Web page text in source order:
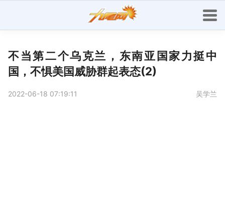
不当第二个乌克兰，东南亚国家力挺中
国，不惧美国威胁群起表态(2)
2022-06-18 07:19:11 吴学兰